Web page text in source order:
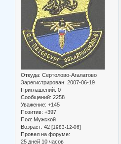
Откуда: Сертолово-Агалатово
Зарегистрирован: 2007-06-19
Приглашений: 0
Сообщений: 2258
Уважение: +145
Позитив: +397
Пол: Мужской
Возраст: 42 [1983-12-06]
Провел на форуме:
25 дней 10 часов